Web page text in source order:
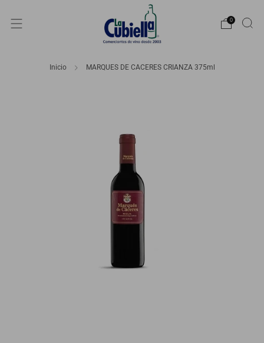
0
Inicio MARQUES DE CACERES CRIANZA 375ml